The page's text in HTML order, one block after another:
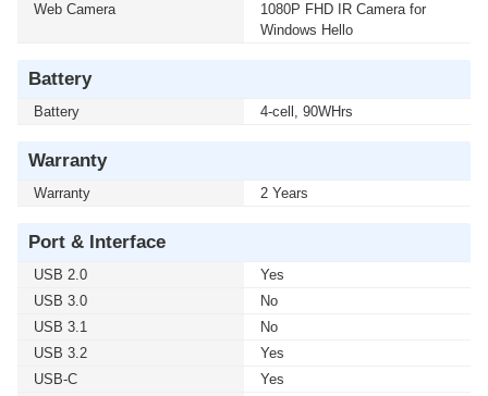
Web Camera
1080P FHD IR Camera for
Windows Hello
Battery
Battery 4-cell, 90WHrs
Warranty
Warranty 2 Years
Port & Interface
USB 2.0
Yes
USB 3.0
No
USB 3.1
No
USB 3.2
Yes
USB-C
Yes